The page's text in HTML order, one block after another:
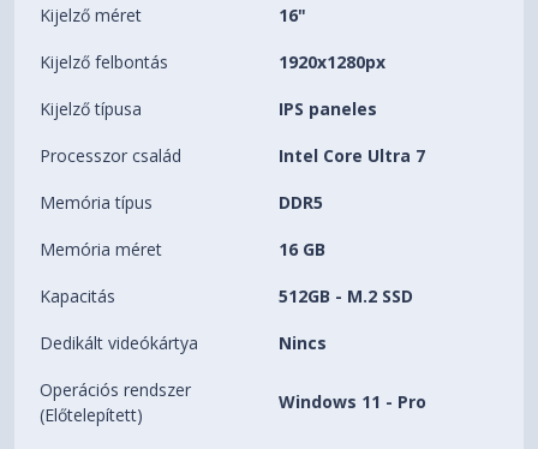
Kijelző méret 16"
Kijelző felbontás 1920x1280px
Kijelző típusa IPS paneles
Processzor család Intel Core Ultra 7
Memória típus DDR5
Memória méret 16 GB
Kapacitás 512GB - M.2 SSD
Dedikált videókártya Nincs
Operációs rendszer
(Előtelepített)
Windows 11 - Pro